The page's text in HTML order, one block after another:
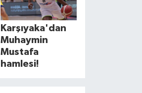
Karşıyaka'dan
Muhaymin
Mustafa
hamlesi!